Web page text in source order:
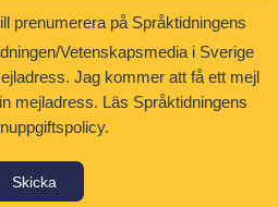
prenumerera på Språktidningens
Vetenskapsmedia i Sverige
Jag kommer att få ett mejl
mejladress. Läs Språktidningens
Skicka